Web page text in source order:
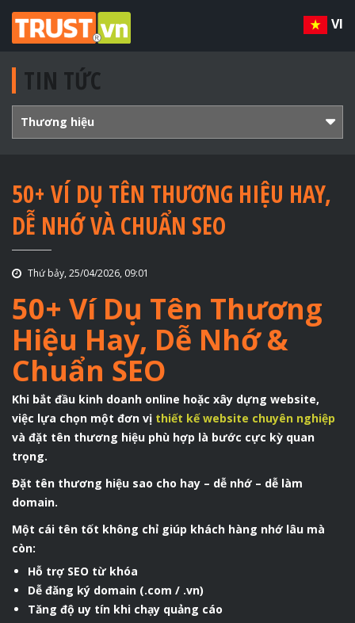
VI
TIN TỨC
Thương hiệu
50+ VÍ DỤ TÊN THƯƠNG HIỆU HAY,
DỄ NHỚ VÀ CHUẨN SEO
Thứ bảy, 25/04/2026, 09:01
50+ Ví Dụ Tên Thương
Hiệu Hay, Dễ Nhớ &
Chuẩn SEO
Khi bắt đầu kinh doanh online hoặc xây dựng website,
việc lựa chọn một đơn vị thiết kế website chuyên nghiệp
và đặt tên thương hiệu phù hợp là bước cực kỳ quan
trọng.
Đặt tên thương hiệu sao cho hay – dễ nhớ – dễ làm
domain.
Một cái tên tốt không chỉ giúp khách hàng nhớ lâu mà
còn:
Hỗ trợ SEO từ khóa
Dễ đăng ký domain (.com / .vn)
Tăng độ uy tín khi chạy quảng cáo